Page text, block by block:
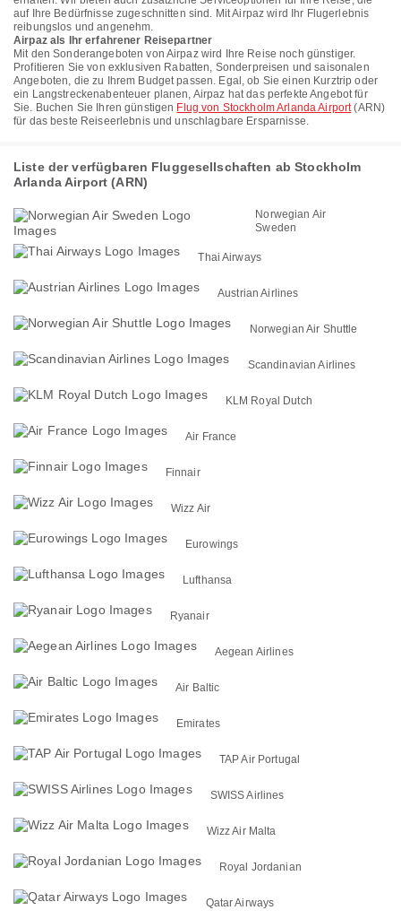
auf Ihre Bedürfnisse zugeschnitten sind. Mit Airpaz wird Ihr Flugerlebnis
reibungslos und angenehm.
Airpaz als Ihr erfahrener Reisepartner
Mit den Sonderangeboten von Airpaz wird Ihre Reise noch günstiger.
Profitieren Sie von exklusiven Rabatten, Sonderpreisen und saisonalen
Angeboten, die zu Ihrem Budget passen. Egal, ob Sie einen Kurztrip oder
ein Langstreckenabenteuer planen, Airpaz hat das perfekte Angebot für
Sie. Buchen Sie Ihren günstigen Flug von Stockholm Arlanda Airport(ARN)
für das beste Reiseerlebnis und unschlagbare Ersparnisse.
Liste der verfügbaren Fluggesellschaften ab Stockholm
Arlanda Airport (ARN)
Norwegian Air
Sweden
Thai Airways
Austrian Airlines
Norwegian Air Shuttle
Scandinavian Airlines
KLM Royal Dutch
Air France
Finnair
Wizz Air
Eurowings
Lufthansa
Ryanair
Aegean Airlines
Air Baltic
Emirates
TAP Air Portugal
SWISS Airlines
Wizz Air Malta
Royal Jordanian
Qatar Airways